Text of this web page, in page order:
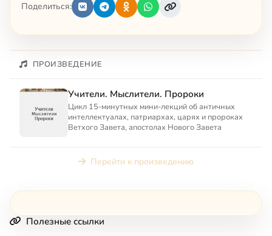
Поделиться:
ПРОИЗВЕДЕНИЕ
Учители. Мыслители. Пророки
Цикл 15-минутных мини-лекций об античных
интеллектуалах, патриархах, царях и пророках
Ветхого Завета, апостолах Нового Завета
Перейти к произведению
Полезные ссылки